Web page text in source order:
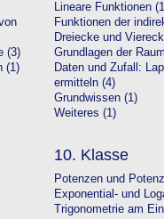
(3)
(1)
Lineare Funktionen
Funktionen der
Dreiecke und
Grundlagen der
Daten und Zufall:
ermitteln (4)
Grundwissen (1)
Weiteres (1)
10. Klasse
Potenzen und
Exponential- und
Trigonometrie am